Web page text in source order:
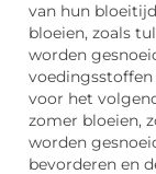
van hun
bloeien, zoals
worden
voedingsstoffen
voor het
zomer bloeien,
worden
bevorderen en